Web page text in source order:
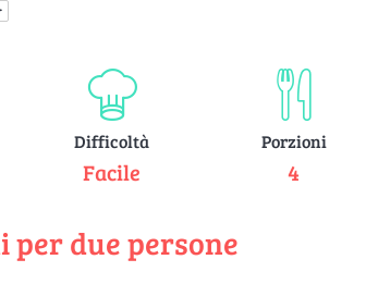
Difficoltà
Facile
Porzioni
4
per due persone